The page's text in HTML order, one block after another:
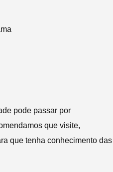
pode passar por
que visite,
que tenha conhecimento das